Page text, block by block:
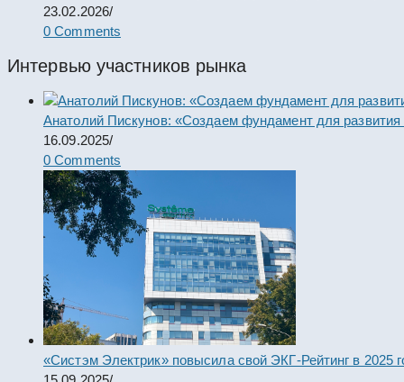
23.02.2026/
0 Comments
Интервью участников рынка
Анатолий Пискунов: «Создаем фундамент для развития
16.09.2025/
0 Comments
«Систэм Электрик» повысила свой ЭКГ-Рейтинг в 2025